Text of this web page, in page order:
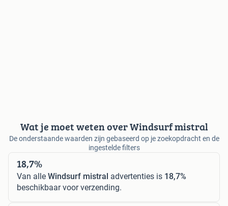
Wat je moet weten over Windsurf mistral
De onderstaande waarden zijn gebaseerd op je zoekopdracht en de
ingestelde filters
18,7%
Van alle Windsurf mistral advertenties is 18,7%
beschikbaar voor verzending.